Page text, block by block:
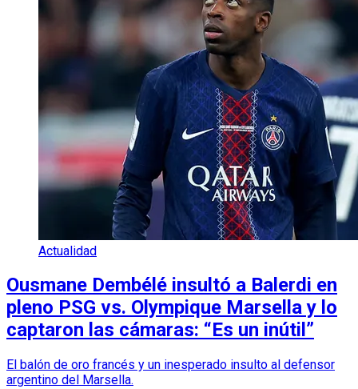
Actualidad
Ousmane Dembélé insultó a Balerdi en
pleno PSG vs. Olympique Marsella y lo
captaron las cámaras: “Es un inútil”
El balón de oro francés y un inesperado insulto al defensor
argentino del Marsella.